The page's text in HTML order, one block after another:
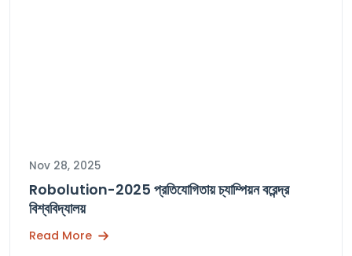
Nov 28, 2025
Robolution-2025 প্রতিযোগিতায় চ্যাম্পিয়ন বরেন্দ্র
বিশ্ববিদ্যালয়
Read More